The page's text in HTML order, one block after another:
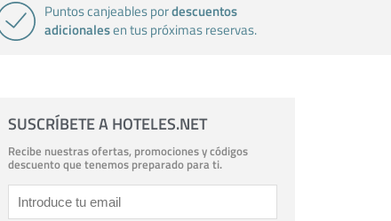
Puntos canjeables pordescuentos
adicionalesen tus próximas reservas.
SUSCRÍBETE A HOTELES.NET
Recibe nuestras ofertas, promociones y códigos
descuento que tenemos preparado para ti.